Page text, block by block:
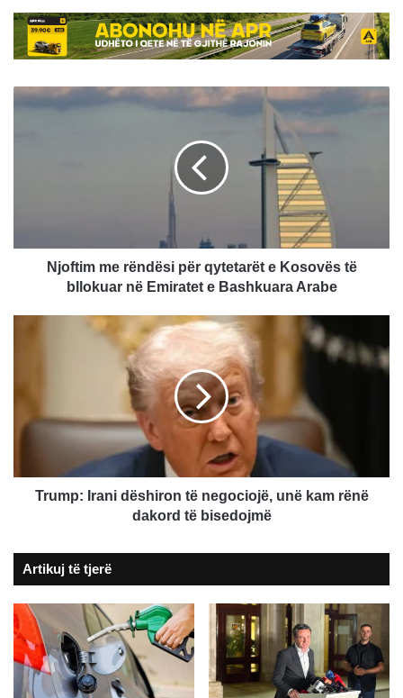
Njoftim
bllokuar
Njoftim me rëndësi për qytetarët e Kosovës të
bllokuar në Emiratet e Bashkuara Arabe
unë
dakord
Trump: Irani dëshiron të negociojë, unë kam rënë
dakord të bisedojmë
Artikuj të tjerë